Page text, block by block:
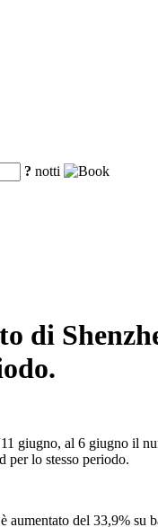
? notti
di
giugno, al 6 giugno il
per lo stesso periodo.
del 33,9%